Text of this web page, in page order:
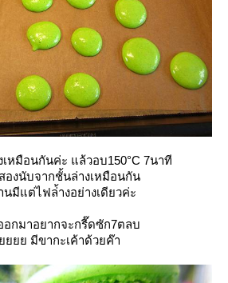
หมือนกันค่ะ แล้วอบ150°C 7นาที
องนับจากชั้นล่างเหมือนกัน
นมีแต่ไฟล่้างอย่างเดียวค่ะ
อกมาอยากจะกรี๊ดซัก7ตลบ
ยยย มีขากะเค้าด้วยค๊า